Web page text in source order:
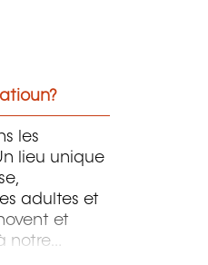
les
lieu unique
adultes et
et
notre